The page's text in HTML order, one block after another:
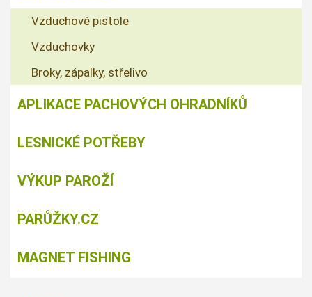
Vzduchové pistole
Vzduchovky
Broky, zápalky, střelivo
APLIKACE PACHOVÝCH OHRADNÍKŮ
LESNICKÉ POTŘEBY
VÝKUP PAROŽÍ
PARŮŽKY.CZ
MAGNET FISHING